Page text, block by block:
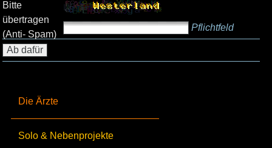
Die Ärzte
Solo & Nebenprojekte
Bitte
übertragen
(Anti- Spam)
Pflichtfeld